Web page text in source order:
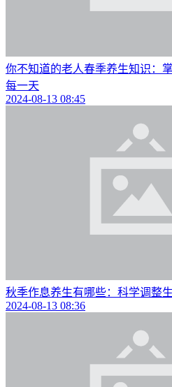
你不知道的老人春季养生知识：
每一天
2024-08-13 08:45
秋季作息养生有哪些：科学调整
2024-08-13 08:36